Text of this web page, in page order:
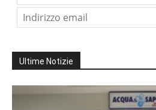
Ultime Notizie